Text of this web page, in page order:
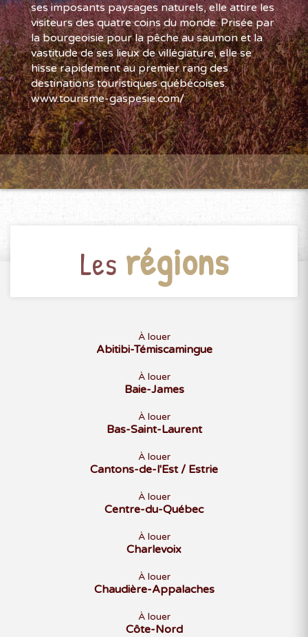
ses imposants paysages naturels, elle attire les
visiteurs des quatre coins du monde. Prisée par
la bourgeoisie pour la pêche au saumon et la
vastitude de ses lieux de villégiature, elle se
hisse rapidement au premier rang des
destinations touristiques québécoises.
www.tourisme-gaspesie.com/
Les régions
À louer
Abitibi-Témiscamingue
À louer
Baie-James
À louer
Bas-Saint-Laurent
À louer
Cantons-de-l'Est / Estrie
À louer
Centre-du-Québec
À louer
Charlevoix
À louer
Chaudière-Appalaches
À louer
Côte-Nord